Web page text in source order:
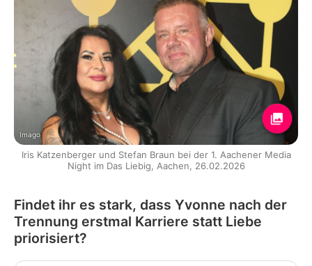
Imago
Iris Katzenberger und Stefan Braun bei der 1. Aachener Media
Night im Das Liebig, Aachen, 26.02.2026
Findet ihr es stark, dass Yvonne nach der
Trennung erstmal Karriere statt Liebe
priorisiert?